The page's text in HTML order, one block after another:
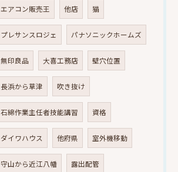
エアコン販売王 他店 猫
プレサンスロジェ パナソニックホームズ
無印良品 大喜工務店 壁穴位置
長浜から草津 吹き抜け
石綿作業主任者技能講習 資格
ダイワハウス 他府県 室外機移動
守山から近江八幡 露出配管